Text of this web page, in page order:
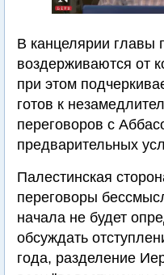
В канцелярии главы
воздерживаются от
при этом
готов к
переговоров с
предварительных
Палестинская
переговоры
начала не будет
обсуждать
года, разделение